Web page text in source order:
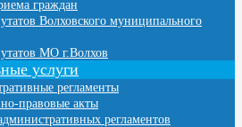
граждан
Волховского муниципального
МО г.Волхов
услуги
регламенты
правовые акты
регламентов